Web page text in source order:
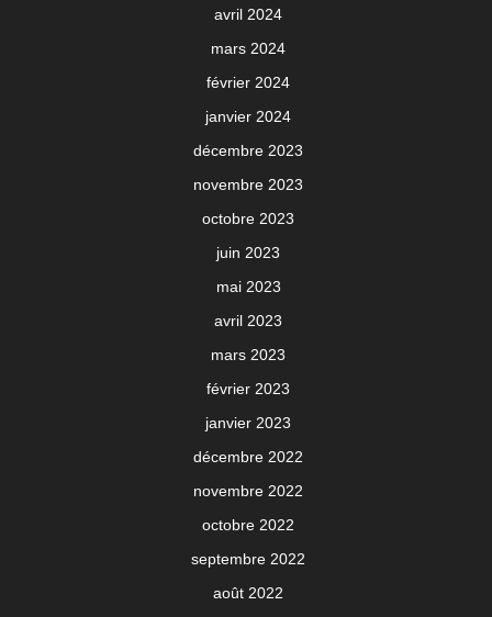
avril 2024
mars 2024
février 2024
janvier 2024
décembre 2023
novembre 2023
octobre 2023
juin 2023
mai 2023
avril 2023
mars 2023
février 2023
janvier 2023
décembre 2022
novembre 2022
octobre 2022
septembre 2022
août 2022